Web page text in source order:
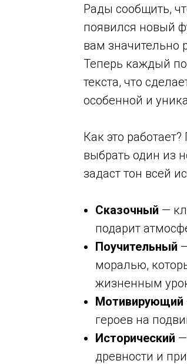
Рады сообщить,
появился новый
вам значительно
Теперь каждый
текста, что
особенной и
Как это
выбрать один из
задаст тон всей
Сказочный —
подарит
Поучительный
моралью,
жизненным
Мотивирующий
героев на
Исторический
древности и